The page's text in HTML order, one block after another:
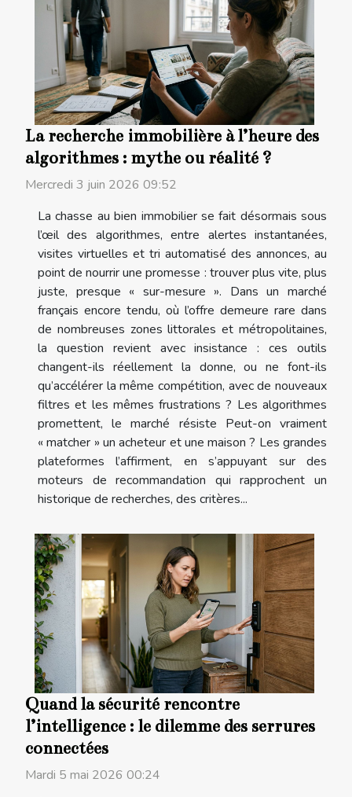
La recherche immobilière à l’heure des
algorithmes : mythe ou réalité ?
Mercredi 3 juin 2026 09:52
La chasse au bien immobilier se fait désormais sous
l’œil des algorithmes, entre alertes instantanées,
visites virtuelles et tri automatisé des annonces, au
point de nourrir une promesse : trouver plus vite, plus
juste, presque « sur-mesure ». Dans un marché
français encore tendu, où l’offre demeure rare dans
de nombreuses zones littorales et métropolitaines,
la question revient avec insistance : ces outils
changent-ils réellement la donne, ou ne font-ils
qu’accélérer la même compétition, avec de nouveaux
filtres et les mêmes frustrations ? Les algorithmes
promettent, le marché résiste Peut-on vraiment
« matcher » un acheteur et une maison ? Les grandes
plateformes l’affirment, en s’appuyant sur des
moteurs de recommandation qui rapprochent un
historique de recherches, des critères...
Quand la sécurité rencontre
l’intelligence : le dilemme des serrures
connectées
Mardi 5 mai 2026 00:24